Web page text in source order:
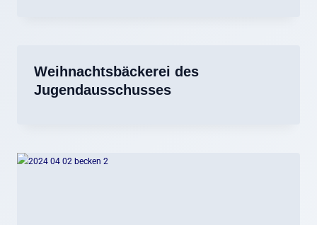
Weihnachtsbäckerei des
Jugendausschusses